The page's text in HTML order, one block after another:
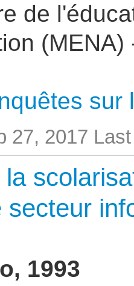
de
sur
27, 2017
secteur
1993